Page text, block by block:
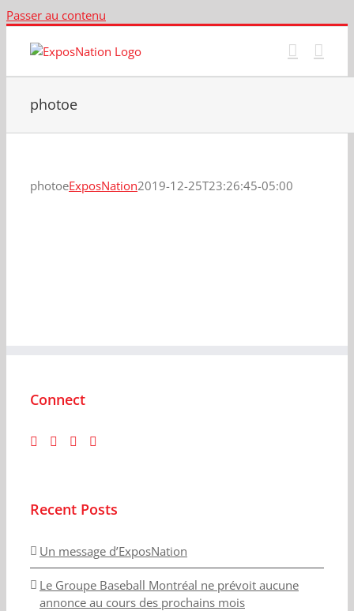
Passer au contenu
photoe
photoeExposNation2019-12-25T23:26:45-05:00
Connect
Recent Posts
Un message d’ExposNation
Le Groupe Baseball Montréal ne prévoit aucune
annonce au cours des prochains mois